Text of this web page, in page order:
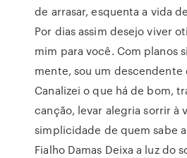
de arrasar, esquenta a vida
Por dias assim desejo viver
mim para você. Com planos
mente, sou um descendente
Canalizei o que há de bom,
canção, levar alegria sorrir à
simplicidade de quem sabe
Fialho Damas Deixa a luz do